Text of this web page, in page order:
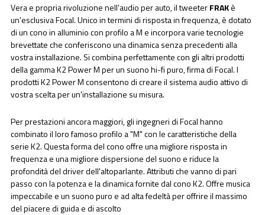
Vera e propria rivoluzione nell'audio per auto, il tweeterFRAKè
un'esclusiva Focal. Unico in termini di risposta in frequenza, è dotato
di un cono in alluminio con profilo a M e incorpora varie tecnologie
brevettate che conferiscono una dinamica senza precedenti alla
vostra installazione. Si combina perfettamente con gli altri prodotti
della gamma K2 Power M per un suono hi-fi puro, firma di Focal. I
prodotti K2 Power M consentono di creare il sistema audio attivo di
vostra scelta per un'installazione su misura.
Per prestazioni ancora maggiori, gli ingegneri di Focal hanno
combinato il loro famoso profilo a "M" con le caratteristiche della
serie K2. Questa forma del cono offre una migliore risposta in
frequenza e una migliore dispersione del suono e riduce la
profondità del driver dell'altoparlante. Attributi che vanno di pari
passo con la potenza e la dinamica fornite dal cono K2. Offre musica
impeccabile e un suono puro e ad alta fedeltà per offrire il massimo
del piacere di guida e di ascolto